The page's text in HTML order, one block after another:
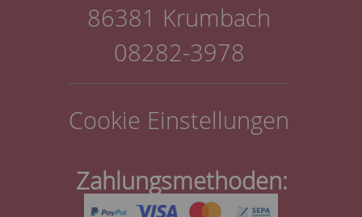
86381 Krumbach
08282-3978
Cookie Einstellungen
Zahlungsmethoden: